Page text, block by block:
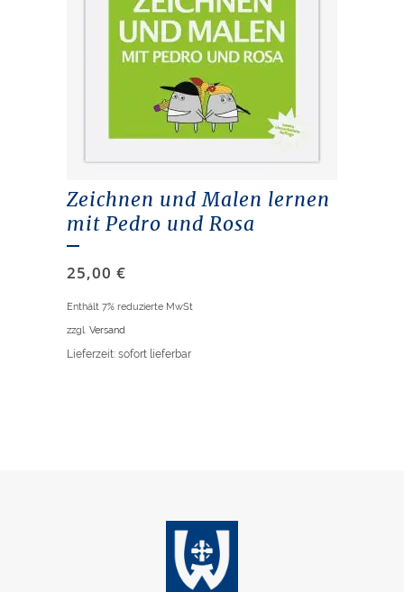
Zeichnen und Malen lernen
mit Pedro und Rosa
25,00 €
Enthält 7% reduzierte MwSt
zzgl. Versand
Lieferzeit: sofort lieferbar